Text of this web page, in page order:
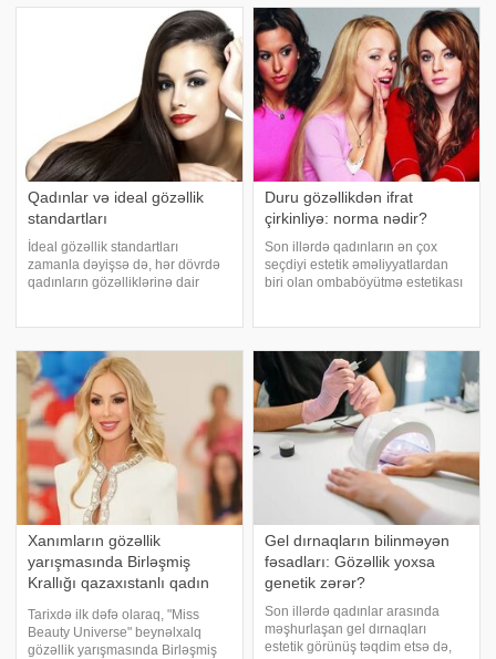
təhlükəli idi. Elmi biliklərin kifayət
qədər inkişaf etməməsi
münasibət bildirib
Qadınlar və ideal gözəllik
standartları
İdeal gözəllik standartları
zamanla dəyişsə də, hər dövrdə
qadınların gözəlliklərinə dair
təsiri və sosial strukturların
yaratdığ
Duru gözəllikdən ifrat
çirkinliyə: norma nədir?
Son illərdə qadınların ən çox
seçdiyi estetik əməliyyatlardan
biri olan ombaböyütmə estetikası
irəli, arxası geri, əyri görünüşl
Xanımların gözəllik
yarışmasında Birləşmiş
Krallığı qazaxıstanlı qadın
Tarixdə ilk dəfə olaraq, "Miss
Beauty Universe" beynəlxalq
gözəllik yarışmasında Birləşmiş
Gel dırnaqların bilinməyən
fəsadları: Gözəllik yoxsa
genetik zərər?
Son illərdə qadınlar arasında
məşhurlaşan gel dırnaqları
estetik görünüş təqdim etsə də,